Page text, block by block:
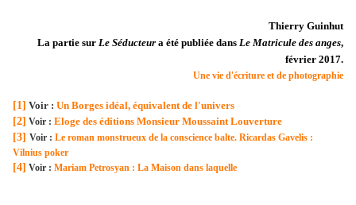
Thierry Guinhut
La partie sur Le Séducteur a été publiée dans Le Matricule des anges,
février 2017.
Une vie d'écriture et de photographie
[1] Voir : Un Borges idéal, équivalent de l'univers
[2] Voir : Eloge des éditions Monsieur Moussaint Louverture
[3] Voir : Le roman monstrueux de la conscience balte. Ricardas Gavelis :
Vilnius poker
[4] Voir : Mariam Petrosyan : La Maison dans laquelle